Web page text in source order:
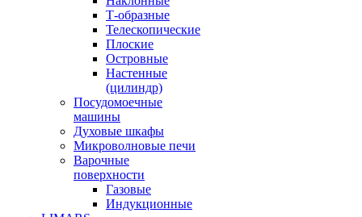
Т-образные
Телескопические
Плоские
Островные
Настенные
(цилиндр)
Посудомоечные
машины
Духовые шкафы
Микроволновые печи
Варочные
поверхности
Газовые
Индукционные